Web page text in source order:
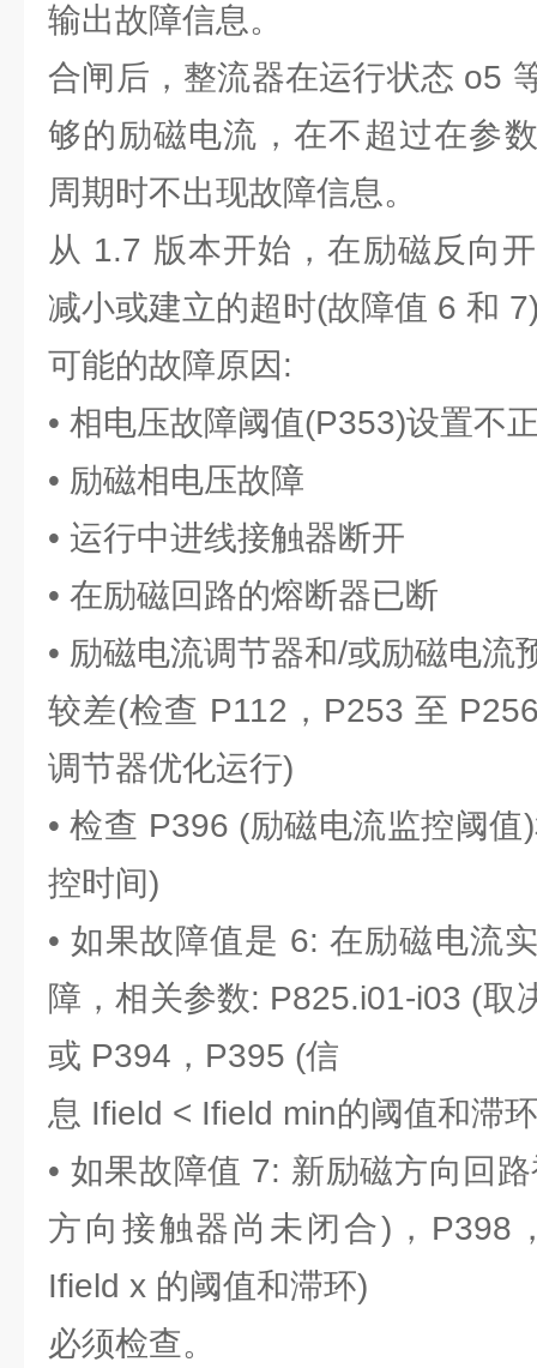
输出故障信息。
合闸后，整流器在运行状态 o5
够的励磁电流，在不超过在参
周期时不出现故障信息。
从 1.7 版本开始，在励磁反向
减小或建立的超时(故障值 6 和
可能的故障原因:
• 相电压故障阈值(P353)设置不
• 励磁相电压故障
• 运行中进线接触器断开
• 在励磁回路的熔断器已断
• 励磁电流调节器和/或励磁电流
较差(检查 P112，P253 至
调节器优化运行)
• 检查 P396 (励磁电流监控阈
控时间)
• 如果故障值是 6: 在励磁电流
障，相关参数: P825.i01-i03 (取
或 P394，P395 (信
息 Ifield < Ifield min的阈值和滞
• 如果故障值 7: 新励磁方向回
方向接触器尚未闭合)，P398
Ifield x 的阈值和滞环)
必须检查。